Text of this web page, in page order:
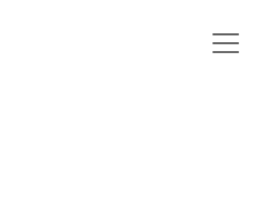
de Benoît